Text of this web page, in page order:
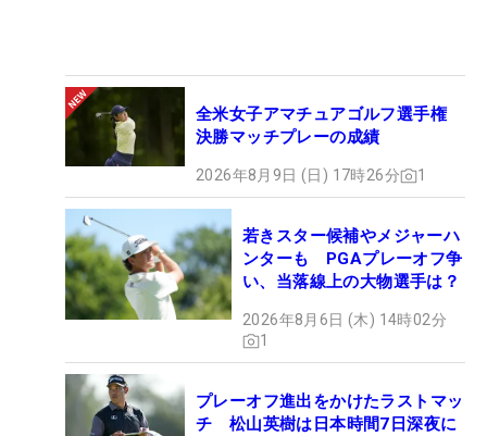
全米女子アマチュアゴルフ選手権
決勝マッチプレーの成績
2026年8月9日 (日) 17時26分 1
若きスター候補やメジャーハ
ンターも PGAプレーオフ争
い、当落線上の大物選手は？
2026年8月6日 (木) 14時02分
1
プレーオフ進出をかけたラストマッ
チ 松山英樹は日本時間7日深夜に